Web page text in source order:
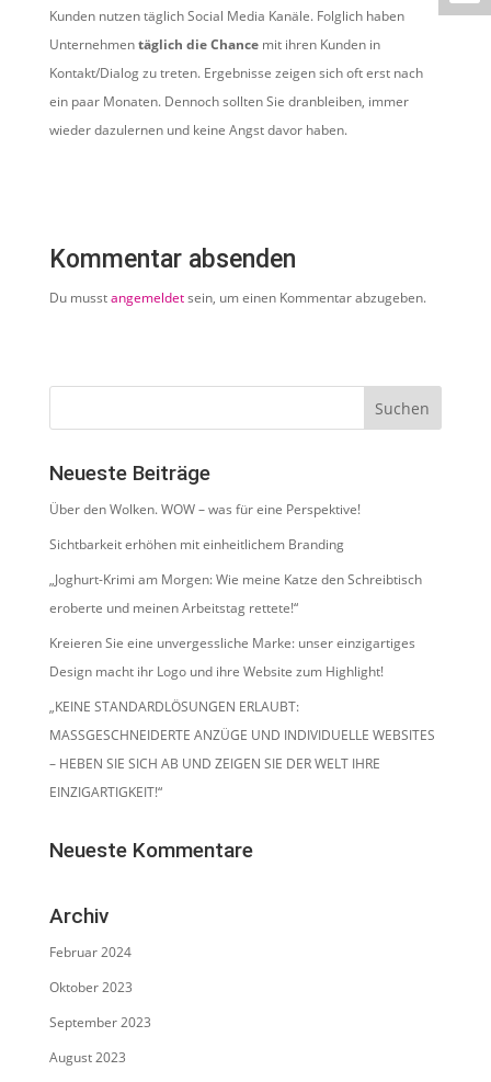
Kunden nutzen täglich Social Media Kanäle. Folglich haben
Unternehmentäglich die Chancemit ihren Kunden in
Kontakt/Dialog zu treten. Ergebnisse zeigen sich oft erst nach
ein paar Monaten. Dennoch sollten Sie dranbleiben, immer
wieder dazulernen und keine Angst davor haben.
Kommentar absenden
Du musstangemeldetsein, um einen Kommentar abzugeben.
Neueste Beiträge
Über den Wolken. WOW – was für eine Perspektive!
Sichtbarkeit erhöhen mit einheitlichem Branding
„Joghurt-Krimi am Morgen: Wie meine Katze den Schreibtisch
eroberte und meinen Arbeitstag rettete!“
Kreieren Sie eine unvergessliche Marke: unser einzigartiges
Design macht ihr Logo und ihre Website zum Highlight!
„KEINE STANDARDLÖSUNGEN ERLAUBT:
MASSGESCHNEIDERTE ANZÜGE UND INDIVIDUELLE WEBSITES
– HEBEN SIE SICH AB UND ZEIGEN SIE DER WELT IHRE
EINZIGARTIGKEIT!“
Neueste Kommentare
Archiv
Februar 2024
Oktober 2023
September 2023
August 2023